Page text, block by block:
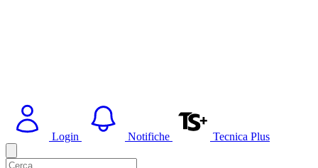
Login Notifiche Tecnica Plus